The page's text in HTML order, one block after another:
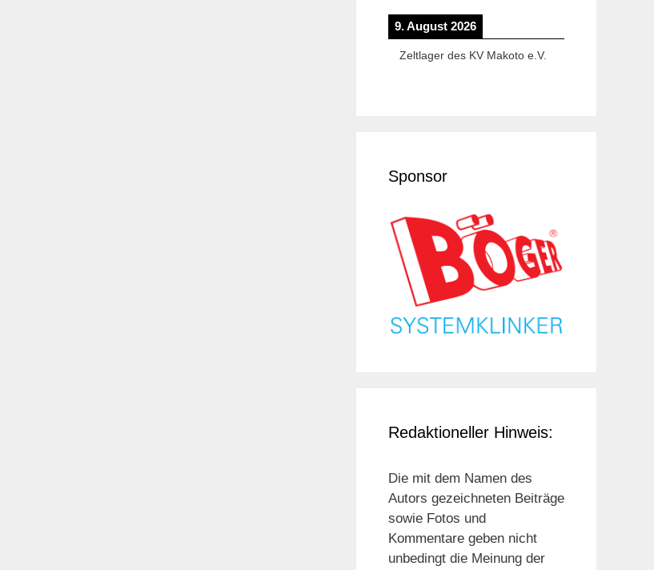
9. August 2026
Zeltlager des KV Makoto e.V.
Sponsor
Redaktioneller Hinweis:
Die mit dem Namen des
Autors gezeichneten Beiträge
sowie Fotos und
Kommentare geben nicht
unbedingt die Meinung der